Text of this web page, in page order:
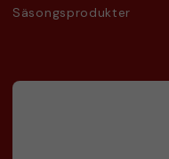
Säsongsprodukter